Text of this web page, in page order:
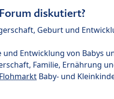
diskutiert?
Geburt und
Entwicklung von Babys
Familie, Ernährung
Flohmarkt Baby- und